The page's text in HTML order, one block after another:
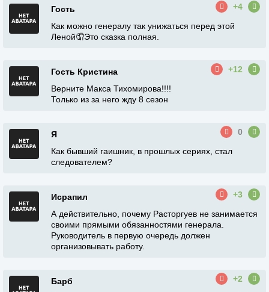
Гость
+4
Как можно генералу так унижаться перед этой
Леной🤦Это сказка полная.
Гость Кристина
+12
Верните Макса Тихомирова!!!!
Только из за него жду 8 сезон
Я
0
Как бывший гаишник, в прошлых сериях, стал
следователем?
Исрапил
+3
А действительно, почему Расторгуев не занимается
своими прямыми обязанностями генерала.
Руководитель в первую очередь должен
организовывать работу.
Барб
+2